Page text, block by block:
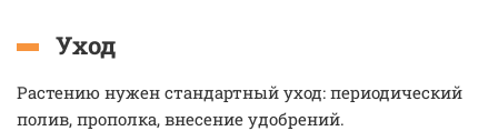
Уход
Растению нужен стандартный уход: периодический
полив, прополка, внесение удобрений.